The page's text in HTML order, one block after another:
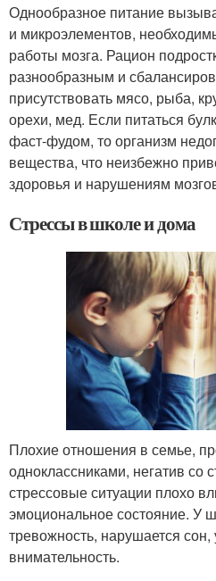
Однообразное питание
и микроэлементов,
работы мозга. Рацион
разнообразным и
присутствовать мясо, рыба,
орехи, мед. Если питаться
фаст-фудом, то организм
вещества, что неизбежно
здоровья и нарушениям
Стрессы в школе и дома
Плохие отношения в семье,
одноклассниками, негатив со
стрессовые ситуации плохо
эмоциональное состояние. У
тревожность, нарушается
внимательность.